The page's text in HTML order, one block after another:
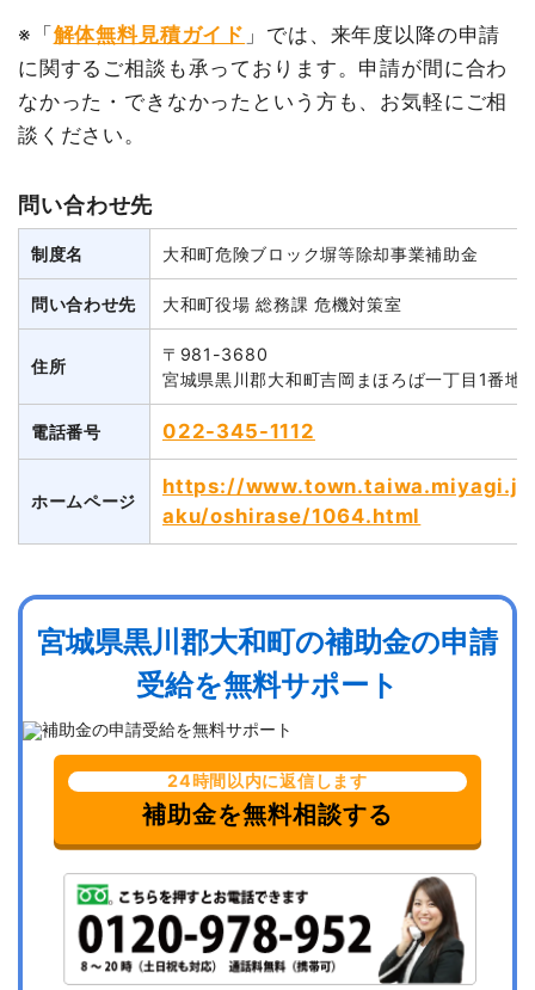
※「解体無料見積ガイド 」では、来年度以降の申請
に関するご相談も承っております。申請が間に合わ
なかった・できなかったという方も、お気軽にご相
談ください。
問い合わせ先
制度名 大和町危険ブロック塀等除却事業補助金
問い合わせ先 大和町役場 総務課 危機対策室
住所
〒981-3680
宮城県黒川郡大和町吉岡まほろば一丁目1番地
電話番号 022-345-1112
ホームページ
https://
aku/oshirase/1064.html
宮城県黒川郡大和町の補助金の申請
受給を無料サポート
24時間以内に返信します
補助金を無料相談する